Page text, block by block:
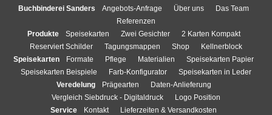
Buchbinderei Sanders Angebots-Anfrage Über uns
Das Team
Referenzen
Produkte
Speisekarten Zwei Gesichter
2 Karten Kompakt
Reserviert Schilder
Tagungsmappen Shop
Kellnerblock
Speisekarten
Formate Pflege Materialien
Speisekarten Papier
Speisekarten Beispiele
Farb-Konfigurator
Speisekarten in Leder
Veredelung
Prägearten
Daten-Anlieferung
Vergleich Siebdruck - Digitaldruck
Logo Position
Service
Kontakt
Lieferzeiten & Versandkosten